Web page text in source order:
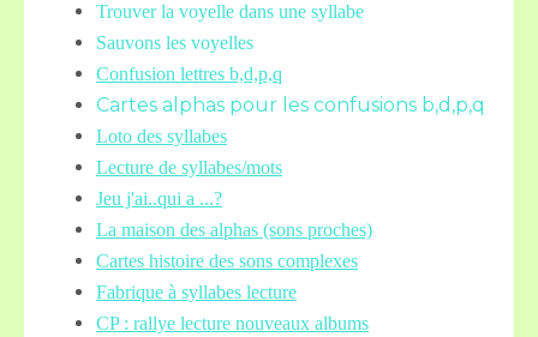
Trouver la voyelle dans une syllabe
Sauvons les voyelles
Confusion lettres b,d,p,q
Cartes alphas pour les confusions b,d,p,q
Loto des syllabes
Lecture de syllabes/mots
Jeu j'ai..qui a ...?
La maison des alphas (sons proches)
Cartes histoire des sons complexes
Fabrique à syllabes lecture
CP : rallye lecture nouveaux albums